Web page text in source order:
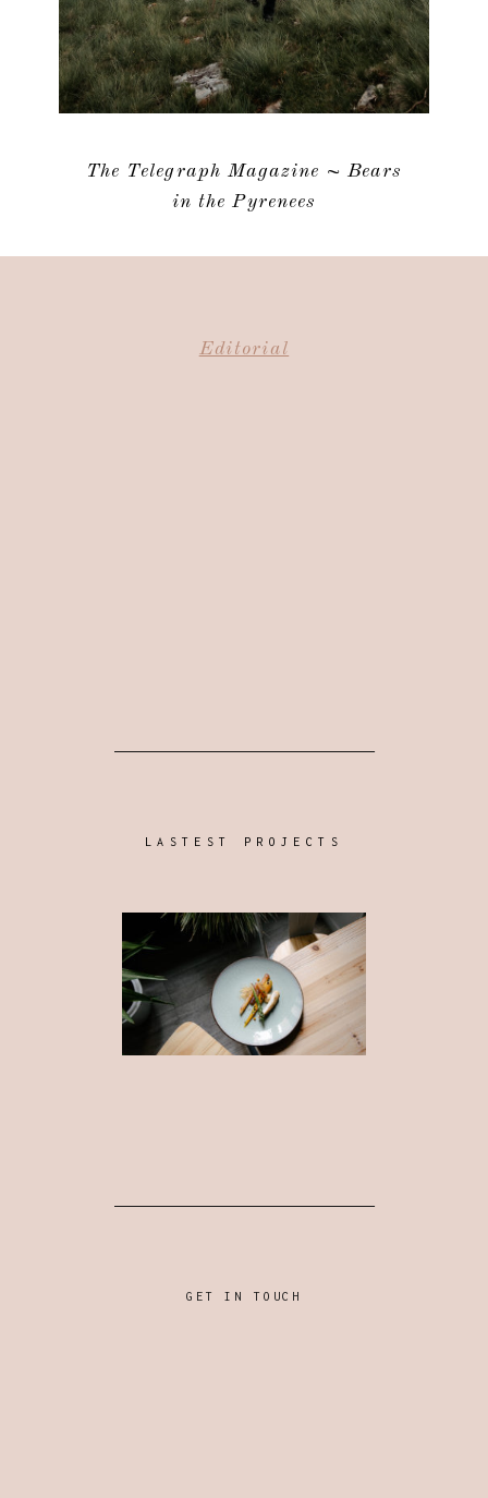
The Telegraph Magazine ~ Bears
in the Pyrenees
LASTEST PROJECTS
Editorial
GET IN TOUCH